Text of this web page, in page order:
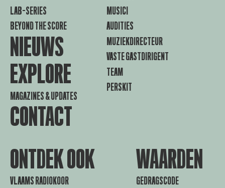
LAB-SERIES
BEYOND THE SCORE
NIEUWS
EXPLORE
MAGAZINES & UPDATES
CONTACT
MUSICI
AUDITIES
MUZIEKDIRECTEUR
VASTE GASTDIRIGENT
TEAM
PERSKIT
ONTDEK OOK
VLAAMS RADIOKOOR
WAARDEN
GEDRAGSCODE